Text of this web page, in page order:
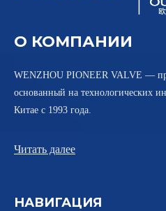
О КОМПАНИИ
WENZHOU PIONEER VALVE —
основанный на технологических
Китае с 1993 года.
Читать далее
НАВИГАЦИЯ